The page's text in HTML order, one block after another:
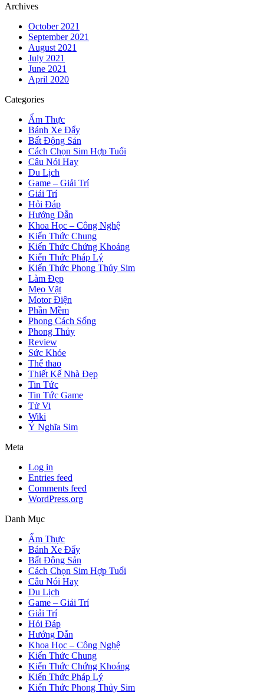
Archives
October 2021
September 2021
August 2021
July 2021
June 2021
April 2020
Categories
Ẩm Thực
Bánh Xe Đẩy
Bất Động Sản
Cách Chọn Sim Hợp Tuổi
Câu Nói Hay
Du Lịch
Game – Giải Trí
Giải Trí
Hỏi Đáp
Hướng Dẫn
Khoa Học – Công Nghệ
Kiến Thức Chung
Kiến Thức Chứng Khoáng
Kiến Thức Pháp Lý
Kiến Thức Phong Thủy Sim
Làm Đẹp
Mẹo Vặt
Motor Điện
Phần Mềm
Phong Cách Sống
Phong Thủy
Review
Sức Khỏe
Thể thao
Thiết Kế Nhà Đẹp
Tin Tức
Tin Tức Game
Tử Vi
Wiki
Ý Nghĩa Sim
Meta
Log in
Entries feed
Comments feed
WordPress.org
Danh Mục
Ẩm Thực
Bánh Xe Đẩy
Bất Động Sản
Cách Chọn Sim Hợp Tuổi
Câu Nói Hay
Du Lịch
Game – Giải Trí
Giải Trí
Hỏi Đáp
Hướng Dẫn
Khoa Học – Công Nghệ
Kiến Thức Chung
Kiến Thức Chứng Khoáng
Kiến Thức Pháp Lý
Kiến Thức Phong Thủy Sim